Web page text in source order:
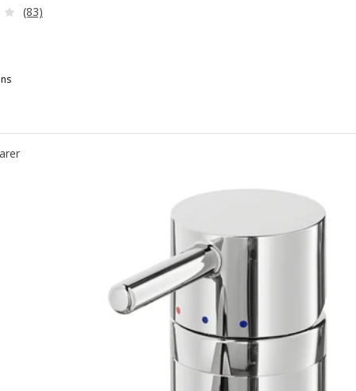
Révision: 3.6 hors de 5 étoiles. Nombre total de
(83)